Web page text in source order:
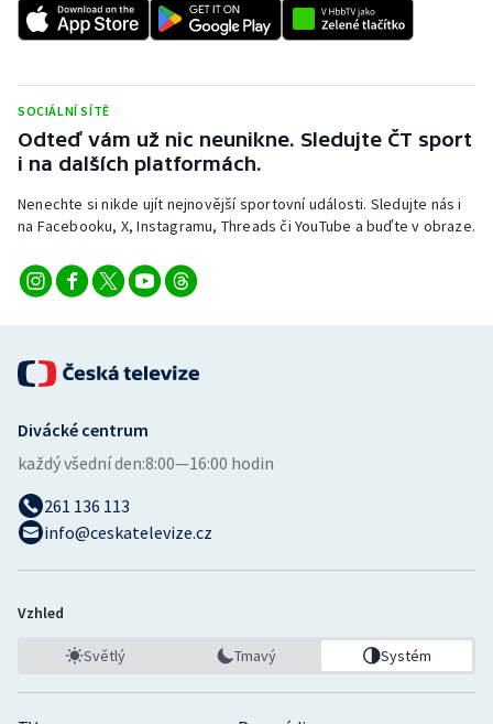
Rychlobruslení
Rychlostní kanoistika
Short track
Sportovní střelba
Triatlon
Volejbal
Ostatní
SOCIÁLNÍ SÍTĚ
Odteď vám už nic neunikne. Sledujte ČT sport
i na dalších platformách.
Nenechte si nikde ujít nejnovější sportovní události. Sledujte nás i
na Facebooku, X, Instagramu, Threads či YouTube a buďte v obraze.
Divácké centrum
každý všední den:8:00—16:00 hodin
261 136 113
info@ceskatelevize.cz
Vzhled
Světlý Tmavý Systém